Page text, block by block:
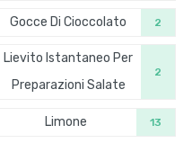
Gocce Di Cioccolato 2
Lievito Istantaneo Per
Preparazioni Salate
2
Limone 13